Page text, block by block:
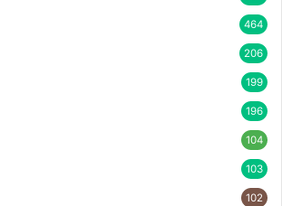
464
206
199
196
104
103
102